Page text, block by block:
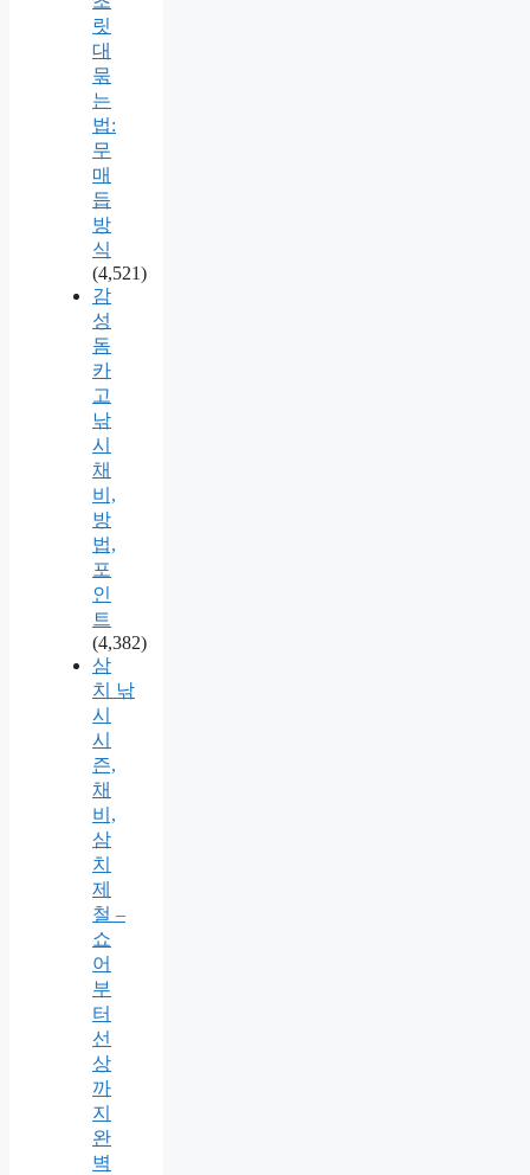
릿
대
묶
는
법:
무
매
듭
방
식
(4,521)
감
성
돔
카
고
낚
시
채
비,
방
법,
포
인
트
(4,382)
삼
치 낚
시
시
즌,
채
비,
삼
치
제
철 –
쇼
어
부
터
선
상
까
지
완
벽